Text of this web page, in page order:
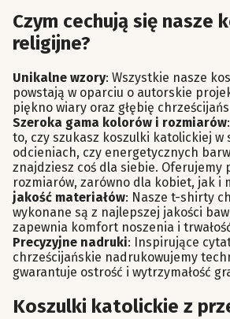
Czym cechują się nasze
religijne?
Unikalne wzory: Wszystkie nasze
powstają w oparciu o autorskie
piękno wiary oraz głębię
Szeroka gama kolorów i rozmiarów
to, czy szukasz koszulki katolickiej w
odcieniach, czy energetycznych
znajdziesz coś dla siebie. Oferujemy
rozmiarów, zarówno dla kobiet, jak i
jakość materiałów: Nasze t-shirty
wykonane są z najlepszej jakości
zapewnia komfort noszenia i
Precyzyjne nadruki: Inspirujące
chrześcijańskie nadrukowujemy
gwarantuje ostrość i wytrzymałość
Koszulki katolickie z